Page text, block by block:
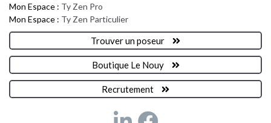
Mon Espace : Ty Zen Pro
Mon Espace : Ty Zen Particulier
Trouver un poseur
Boutique Le Nouy
Recrutement